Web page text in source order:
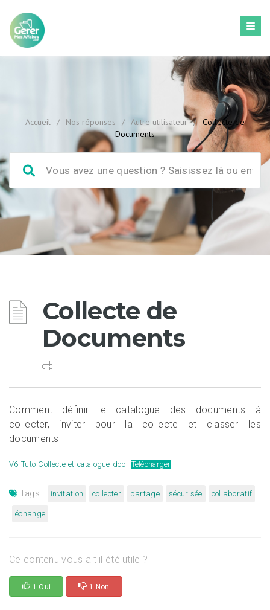
Accueil / Nos réponses / Autre utilisateur / Collecte de
Documents
Collecte de
Documents
Comment définir le catalogue des documents à
collecter, inviter pour la collecte et classer les
documents
V6-Tuto-Collecte-et-catalogue-doc Télécharger
Tags: invitation collecter partage sécurisée collaboratif
échange
Ce contenu vous a t'il été utile ?
1 Oui 1 Non